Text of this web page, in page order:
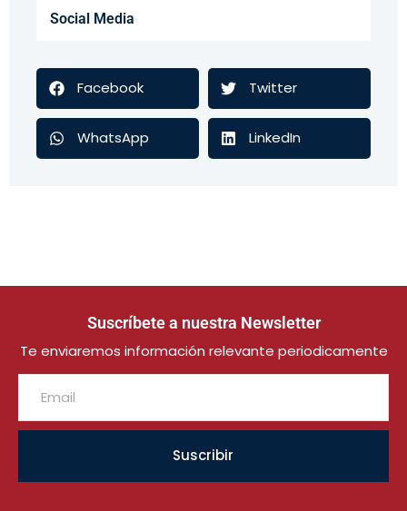
Social Media
Facebook Twitter
WhatsApp LinkedIn
Suscríbete a nuestra Newsletter
Te enviaremos información relevante periodicamente
Suscribir